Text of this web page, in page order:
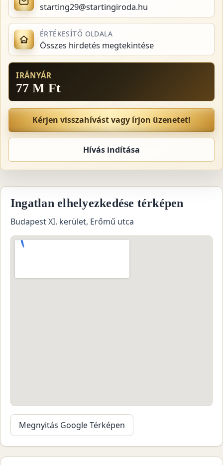
starting29@startingiroda.hu
ÉRTÉKESÍTŐ OLDALA
Összes hirdetés megtekintése
IRÁNYÁR
77 M Ft
Kérjen visszahívást vagy írjon üzenetet!
Hívás indítása
Ingatlan elhelyezkedése térképen
Budapest XI. kerület, Erőmű utca
Megnyitás Google Térképen